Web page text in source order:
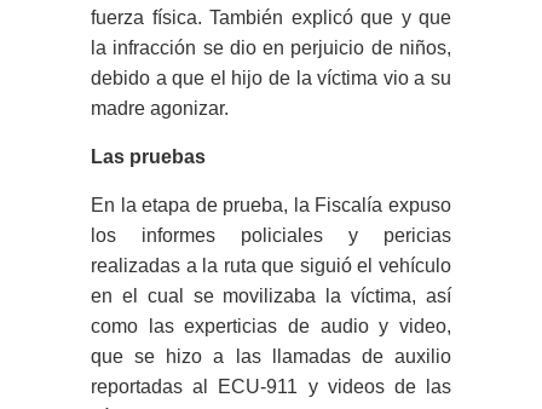
fuerza física. También explicó que y que
la infracción se dio en perjuicio de niños,
debido a que el hijo de la víctima vio a su
madre agonizar.
Las pruebas
En la etapa de prueba, la Fiscalía expuso
los informes policiales y pericias
realizadas a la ruta que siguió el vehículo
en el cual se movilizaba la víctima, así
como las experticias de audio y video,
que se hizo a las llamadas de auxilio
reportadas al ECU-911 y videos de las